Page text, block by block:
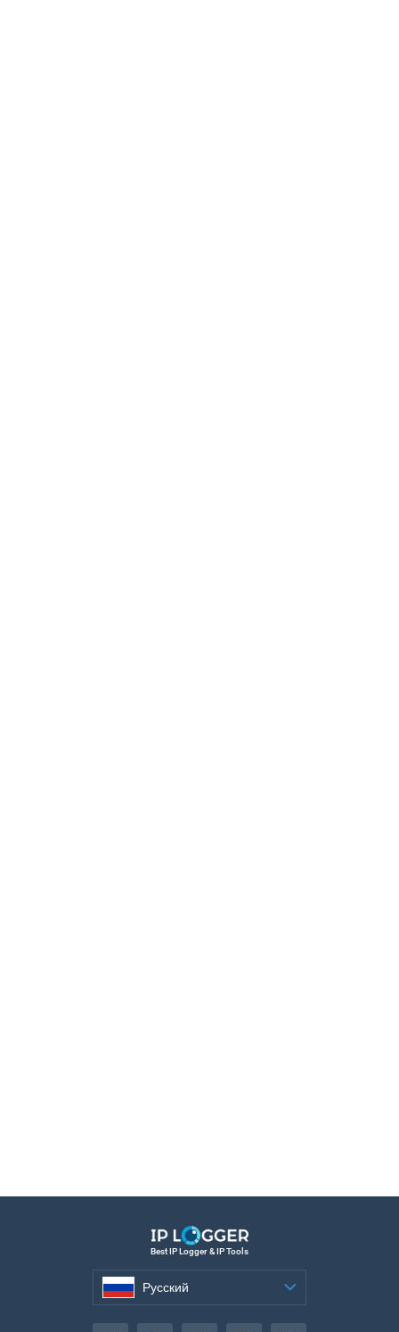
Best IP Logger & IP Tools
Русский
Русский